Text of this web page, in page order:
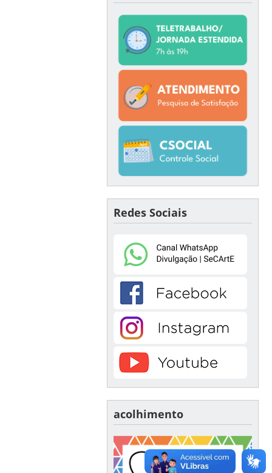
Redes Sociais
acolhimento